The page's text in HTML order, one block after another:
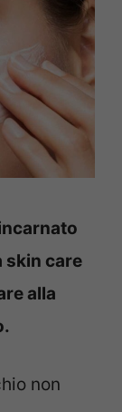
skin care
alla
non